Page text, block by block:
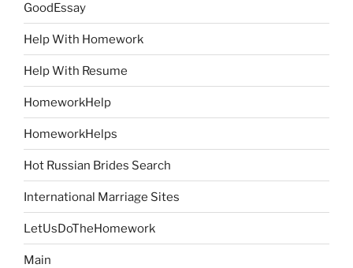
GoodEssay
Help With Homework
Help With Resume
HomeworkHelp
HomeworkHelps
Hot Russian Brides Search
International Marriage Sites
LetUsDoTheHomework
Main